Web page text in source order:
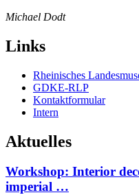
Michael Dodt
Links
Rheinisches
GDKE-RLP
Kontaktformular
Intern
Aktuelles
Workshop: Interior
imperial …